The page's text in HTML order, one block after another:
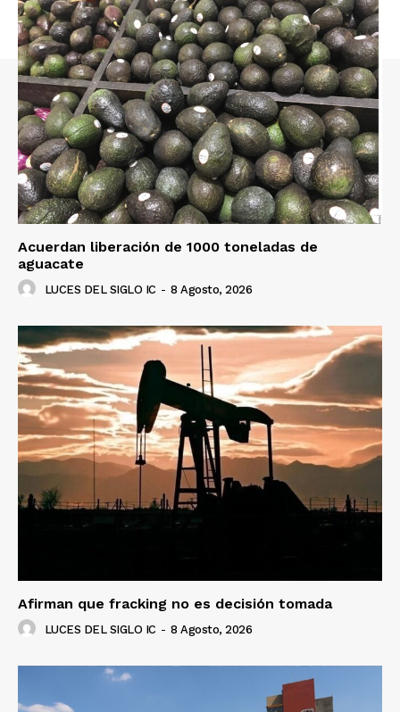
Acuerdan liberación de 1000 toneladas de
aguacate
LUCES DEL SIGLO IC - 8 Agosto, 2026
Afirman que fracking no es decisión tomada
LUCES DEL SIGLO IC - 8 Agosto, 2026